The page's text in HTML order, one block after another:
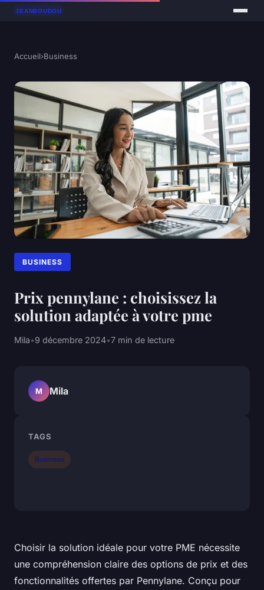
Accueil›Business
BUSINESS
Prix pennylane : choisissez la
solution adaptée à votre pme
Mila•9 décembre 2024•7 min de lecture
Choisir la solution idéale pour votre PME nécessite
une compréhension claire des options de prix et des
fonctionnalités offertes par Pennylane. Conçu pour
M Mila
TAGS
Business